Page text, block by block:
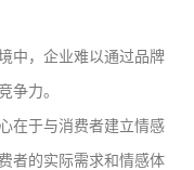
中，企业难以通过品牌
争力。
在于与消费者建立情感
者的实际需求和情感体